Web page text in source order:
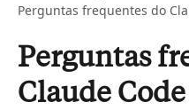
Perguntas frequentes do
Perguntas
Claude Code